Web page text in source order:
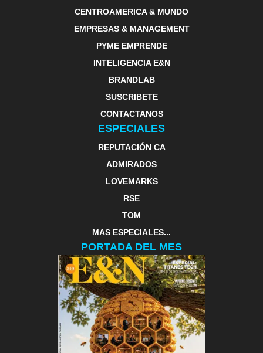
CENTROAMERICA & MUNDO
EMPRESAS & MANAGEMENT
PYME EMPRENDE
INTELIGENCIA E&N
BRANDLAB
SUSCRIBETE
CONTACTANOS
ESPECIALES
REPUTACIÓN CA
ADMIRADOS
LOVEMARKS
RSE
TOM
MAS ESPECIALES...
PORTADA DEL MES